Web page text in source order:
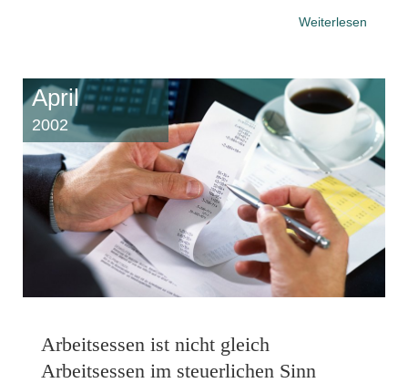
Weiterlesen
April
2002
Arbeitsessen ist nicht gleich
Arbeitsessen im steuerlichen Sinn